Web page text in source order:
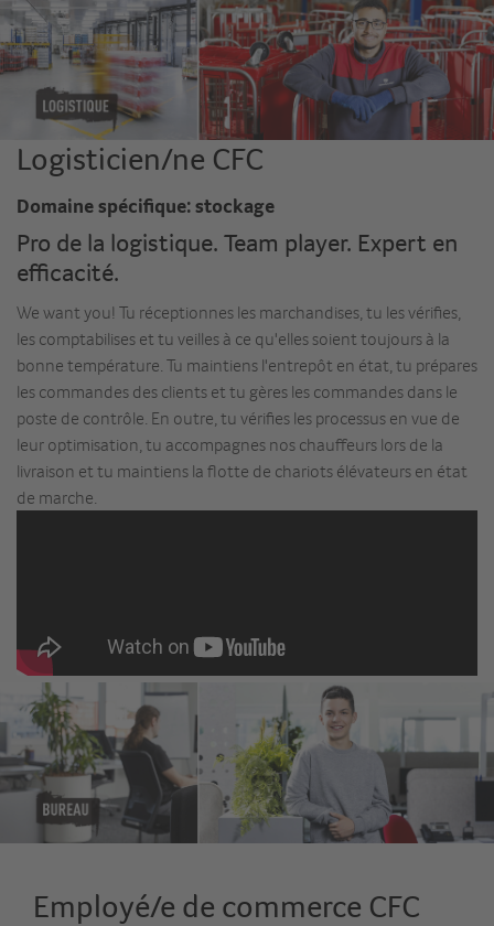
Logisticien/ne CFC
Domaine spécifique: stockage
Pro de la logistique. Team player. Expert en
efficacité.
We want you! Tu réceptionnes les marchandises, tu les vérifies,
les comptabilises et tu veilles à ce qu'elles soient toujours à la
bonne température. Tu maintiens l'entrepôt en état, tu prépares
les commandes des clients et tu gères les commandes dans le
poste de contrôle. En outre, tu vérifies les processus en vue de
leur optimisation, tu accompagnes nos chauffeurs lors de la
livraison et tu maintiens la flotte de chariots élévateurs en état
de marche.
Employé/e de commerce CFC